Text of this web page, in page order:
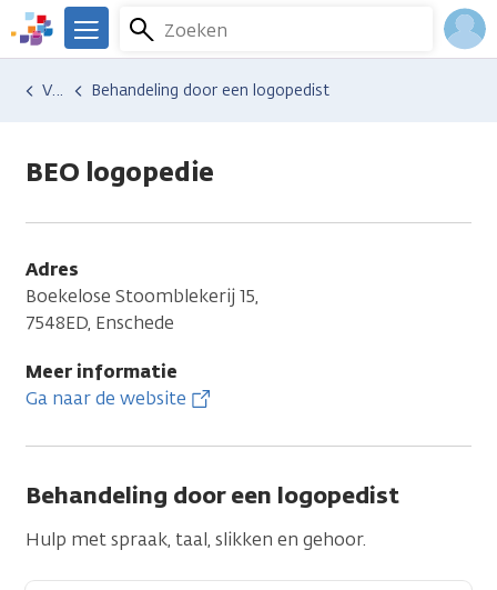
Overslaan
en
naar
We
er
Kanker.nl
Zoeken
Menu
Hulp en ondersteuning
Vind hulp bij kanker Behandeling door een logopedist
BEO logopedie
Adres
Boekelose Stoomblekerij 15,
7548ED, Enschede
Meer informatie
Ga naar de website
Behandeling door een logopedist
Hulp met spraak, taal, slikken en gehoor.